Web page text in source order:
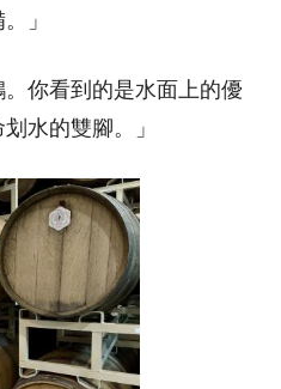
」
。你看到的是水面上的優
水的雙腳。」